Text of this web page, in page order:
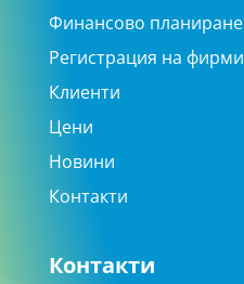
Финансово планиране
Регистрация на фирми
Клиенти
Цени
Новини
Контакти
Контакти